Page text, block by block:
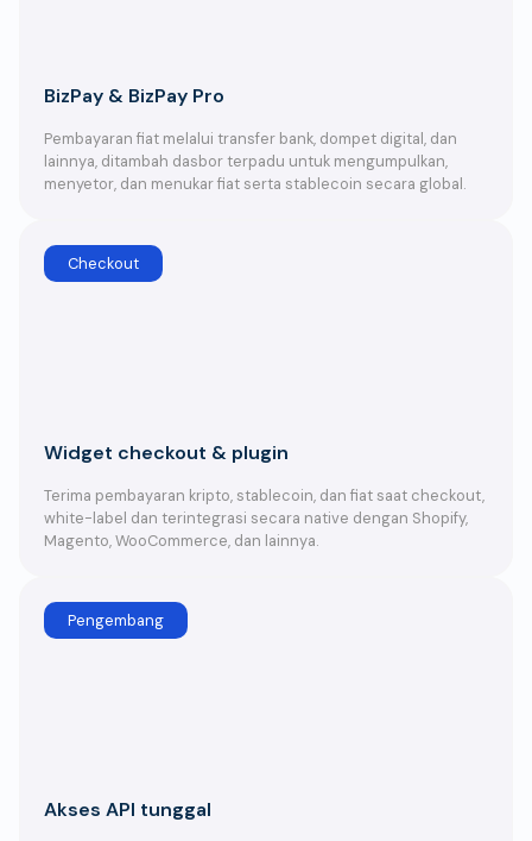
BizPay & BizPay Pro
Pembayaran fiat melalui transfer bank, dompet digital, dan
lainnya, ditambah dasbor terpadu untuk mengumpulkan,
menyetor, dan menukar fiat serta stablecoin secara global.
Checkout
Widget checkout & plugin
Terima pembayaran kripto, stablecoin, dan fiat saat checkout,
white-label dan terintegrasi secara native dengan Shopify,
Magento, WooCommerce, dan lainnya.
Pengembang
Akses API tunggal